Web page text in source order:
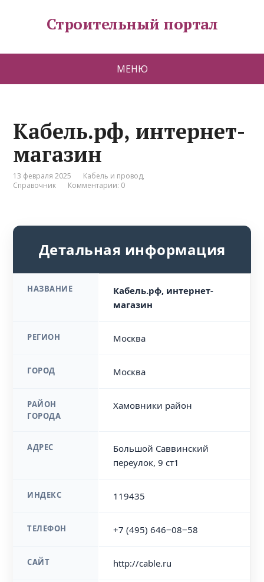
Строительный портал
МЕНЮ
Кабель.рф, интернет-
магазин
13 февраля 2025 Кабель и провод,
Справочник
Комментарии: 0
Детальная информация
НАЗВАНИЕ
Кабель.рф, интернет-
магазин
РЕГИОН Москва
ГОРОД Москва
РАЙОН
ГОРОДА
Хамовники район
АДРЕС
Большой Саввинский
переулок, 9 ст1
ИНДЕКС 119435
ТЕЛЕФОН +7 (495) 646‒08‒58
САЙТ http://cable.ru